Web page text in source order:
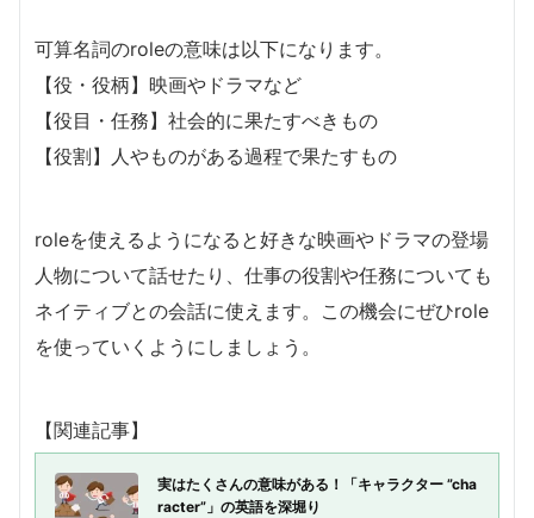
可算名詞のroleの意味は以下になります。
【役・役柄】映画やドラマなど
【役目・任務】社会的に果たすべきもの
【役割】人やものがある過程で果たすもの
roleを使えるようになると好きな映画やドラマの登場
人物について話せたり、仕事の役割や任務についても
ネイティブとの会話に使えます。この機会にぜひrole
を使っていくようにしましょう。
【関連記事】
実はたくさんの意味がある！「キャラクター ”cha
racter”」の英語を深堀り